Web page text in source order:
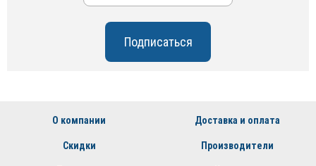
О компании Доставка и оплата
Скидки Производители